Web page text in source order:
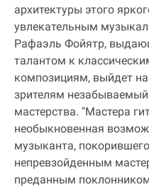
архитектуры этого
увлекательным
Рафаэль Фойятр,
талантом к
композициям, выйдет
зрителям незабываемый
мастерства. "Мастера
необыкновенная
музыканта,
непревзойденным
преданным